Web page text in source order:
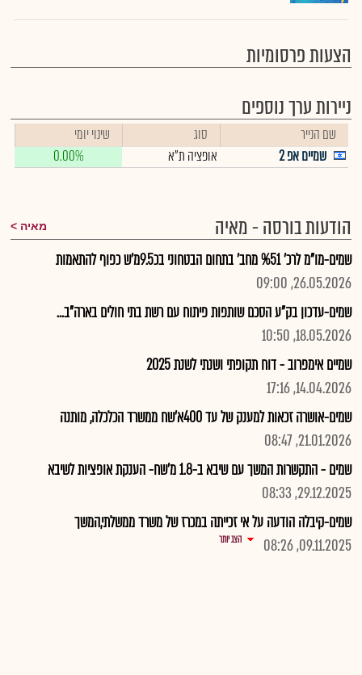
הצעות פרסומיות
ניירות ערך נוספים
שם הנייר סוג
שינוי יומי
שמיים אפ 2
אופציה ת"א 0.00%
הודעות בורסה - מאיה מאיה
שמים-מו"מ לרכ' %51 מחב' בתחום הבטחוני בכ9.5מ'ש כפוף להתאמות
26.05.2026, 09:00
שמים-עדכון בק"ע הסכם שותפות פיתוח עם רשת בתי חולים בארה"ב...
18.05.2026, 10:50
שמיים אימפרוב - דוח תקופתי ושנתי לשנת 2025
14.04.2026, 17:16
שמים-אושרה זכאות למענק של עד 400א'שח ממשרד הכלכלה, מותנה
21.01.2026, 08:47
שמים - התקשרות המשך עם שיבא ב-1.8 מ'שח- הענקת אופציות לשיבא
29.12.2025, 08:33
שמים-קיבלה הודעה על אי זכייתה במכרז של משרד ממשלתי,המשך
09.11.2025, 08:26
הצג יותר